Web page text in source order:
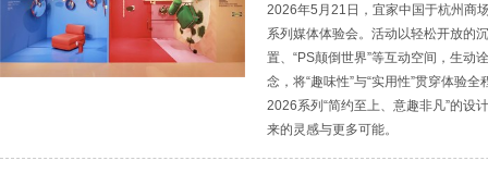
2026年5月21日，宜家中国于杭州商
系列媒体体验会。活动以轻松开放的
置、“PS颠倒世界”等互动空间，生动
念，将“趣味性”与“实用性”贯穿体验
2026系列“简约至上、意趣非凡”的设
来的灵感与更多可能。